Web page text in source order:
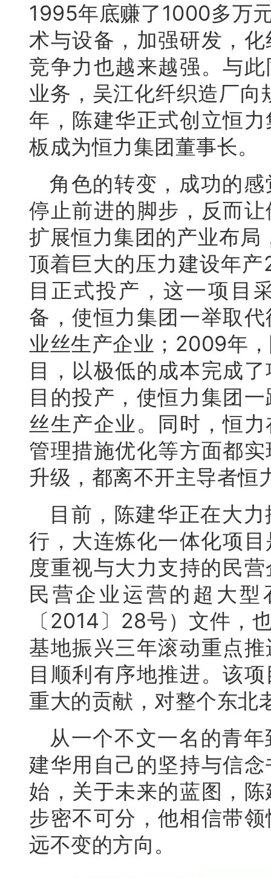
1995年底赚了1000多万
术与设备，加强研发，
竞争力也越来越强。与
业务，吴江化纤织造厂
年，陈建华正式创立恒
板成为恒力集团董事长。
角色的转变，成功的
停止前进的脚步，反而
扩展恒力集团的产业布
顶着巨大的压力建设年
目正式投产，这一项目
备，使恒力集团一举取
业丝生产企业；2009年
目，以极低的成本完成
目的投产，使恒力集团
丝生产企业。同时，恒
管理措施优化等方面都
升级，都离不开主导者恒
目前，陈建华正在大
行，大连炼化一体化项
度重视与大力支持的民
民营企业运营的超大
〔2014〕28号）文件，
基地振兴三年滚动重点
目顺利有序地推进。该
重大的贡献，对整个东北
从一个不文一名的青
建华用自己的坚持与信
始，关于未来的蓝图，
步密不可分，他相信带
远不变的方向。